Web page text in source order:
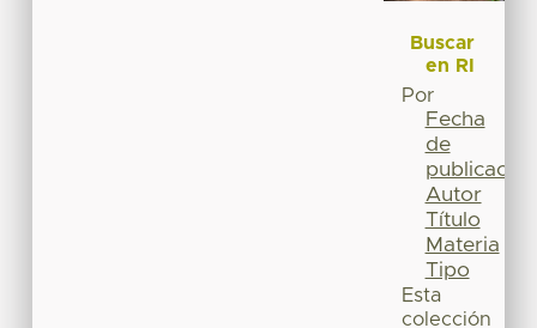
Buscar
en RI
Por
Fecha
de
publicación
Autor
Título
Materia
Tipo
Esta
colección